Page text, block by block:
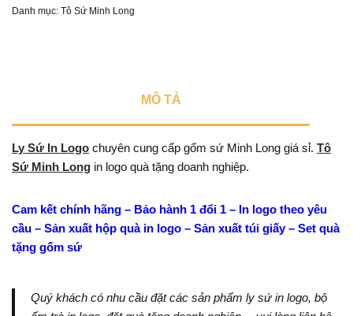
Danh mục: Tô Sứ Minh Long
MÔ TẢ
Ly Sứ In Logo chuyên cung cấp gốm sứ Minh Long giá sỉ. Tô
Sứ Minh Long in logo quà tặng doanh nghiệp.
Cam kết chính hãng – Bảo hành 1 đổi 1 – In logo theo yêu
cầu – Sản xuất hộp quà in logo – Sản xuất túi giấy – Set quà
tặng gốm sứ
Quý khách có nhu cầu đặt các sản phẩm ly sứ in logo, bộ